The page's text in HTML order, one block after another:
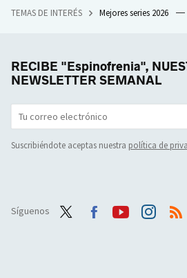
TEMAS DE INTERÉS Mejores series 2026
RECIBE "Espinofrenia",
NEWSLETTER SEMANAL
Suscribiéndote aceptas nuestra política de
Síguenos